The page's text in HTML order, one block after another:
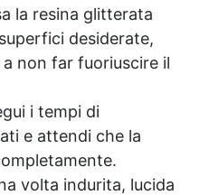
la resina glitterata
desiderate,
non far fuoriuscire il
i tempi di
e attendi che la
volta indurita, lucida